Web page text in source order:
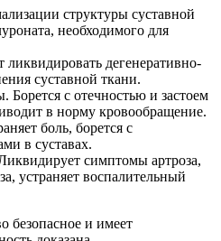
структуры суставной
необходимого для
дегенеративно-
суставной ткани.
Борется с отечностью и застоем
в норму кровообращение.
боль, борется с
в суставах.
симптомы артроза,
устраняет воспалительный
безопасное и имеет